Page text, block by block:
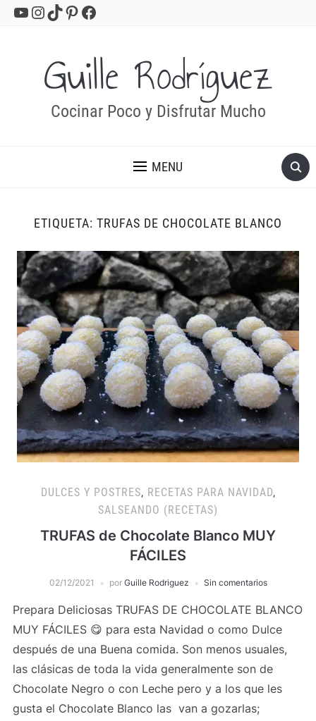
YouTube
Instagram
TikTok
Pinterest
Facebook
Guille Rodríguez
Cocinar Poco y Disfrutar Mucho
MENU
ETIQUETA: TRUFAS DE CHOCOLATE BLANCO
DULCES Y POSTRES, RECETAS PARA NAVIDAD,
SALSEANDO (RECETAS)
TRUFAS de Chocolate Blanco MUY
FÁCILES
02/12/2021 por Guille Rodriguez Sin comentarios
Prepara Deliciosas TRUFAS DE CHOCOLATE BLANCO
MUY FÁCILES 😋 para esta Navidad o como Dulce
después de una Buena comida. Son menos usuales,
las clásicas de toda la vida generalmente son de
Chocolate Negro o con Leche pero y a los que les
gusta el Chocolate Blanco las van a gozarlas;